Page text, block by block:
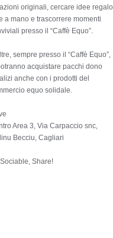
originali, cercare idee regalo
a mano e trascorrere momenti
presso il “Caffè Equo”.
sempre presso il “Caffè Equo”,
acquistare pacchi dono
anche con i prodotti del
equo solidale.
Area 3, Via Carpaccio snc,
Becciu, Cagliari
Share!